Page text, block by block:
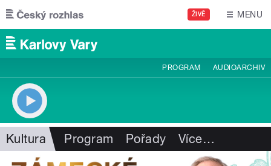
Přejít k hlavnímu obsahu
ŽIVĚ MENU
PROGRAM AUDIOARCHIV
Kultura Program Pořady Více…